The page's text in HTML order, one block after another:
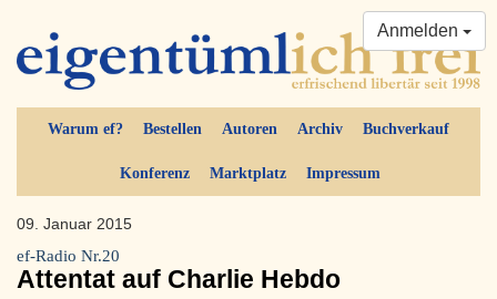
Warum ef? Bestellen Autoren Archiv Buchverkauf
Konferenz Marktplatz Impressum
Anmelden
09. Januar 2015
ef-Radio Nr.20
Attentat auf Charlie Hebdo